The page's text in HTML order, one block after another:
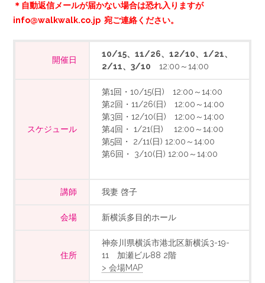
＊自動返信メールが届かない場合は恐れ入りますが
info@walkwalk.co.jp 宛ご連絡ください。
開催日
10/15、11/26、12/10、1/21、
2/11、3/10 12:00～14:00
スケジュール
第1回・10/15(日) 12:00～14:00
第2回・11/26(日) 12:00～14:00
第3回・12/10(日) 12:00～14:00
第4回・ 1/21(日) 12:00～14:00
第5回・ 2/11(日) 12:00～14:00
第6回・ 3/10(日) 12:00～14:00
講師 我妻 啓子
会場 新横浜多目的ホール
住所
神奈川県横浜市港北区新横浜3-19-
11 加瀬ビル88 2階
> 会場MAP